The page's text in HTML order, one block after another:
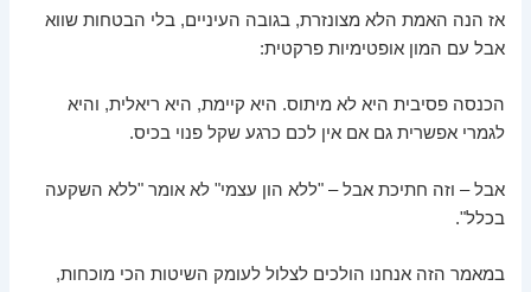
אז הנה האמת הלא מצונזרת, בגובה העיניים, בלי הבטחות שווא
אבל עם המון אופטימיות פרקטית:
הכנסה פסיבית היא לא מיתוס. היא קיימת, היא ריאלית, והיא
לגמרי אפשרית גם אם אין לכם כרגע שקל פנוי בכיס.
אבל – וזה חתיכת אבל – "ללא הון עצמי" לא אומר "ללא השקעה
בכלל".
במאמר הזה אנחנו הולכים לצלול לעומק השיטות הכי מוכחות,